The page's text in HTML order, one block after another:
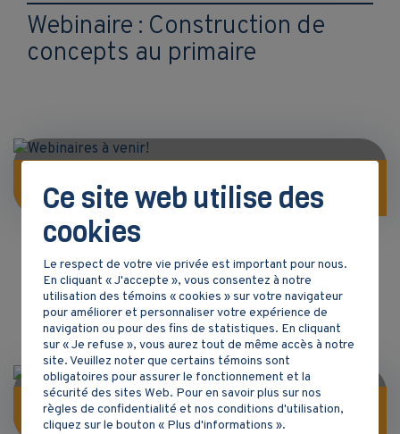
Webinaire : Construction de
concepts au primaire
FORMATION
25 Septembre 2024
Webinaires à venir!
FORMATION
Ce site web utilise des
cookies
Le respect de votre vie privée est important pour nous.
En cliquant « J'accepte », vous consentez à notre
utilisation des témoins « cookies » sur votre navigateur
pour améliorer et personnaliser votre expérience de
navigation ou pour des fins de statistiques. En cliquant
sur « Je refuse », vous aurez tout de même accès à notre
site. Veuillez noter que certains témoins sont
obligatoires pour assurer le fonctionnement et la
sécurité des sites Web. Pour en savoir plus sur nos
règles de confidentialité et nos conditions d'utilisation,
cliquez sur le bouton « Plus d'informations ».